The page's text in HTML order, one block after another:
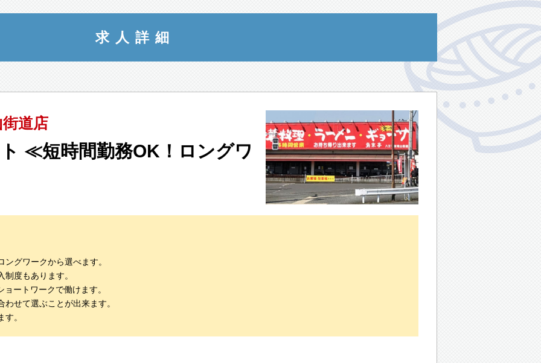
道店
≪短時間勤務OK！ロングワ
グワークから選べます。
度もあります。
ートワークで働けます。
せて選ぶことが出来ます。
。